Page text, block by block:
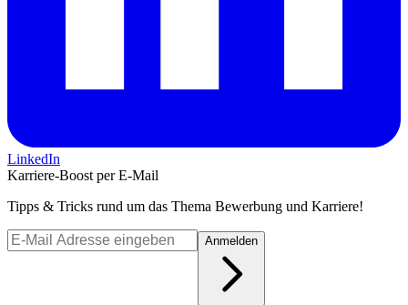
LinkedIn
Karriere-Boost per E-Mail
Tipps & Tricks rund um das Thema Bewerbung und Karriere!
Anmelden